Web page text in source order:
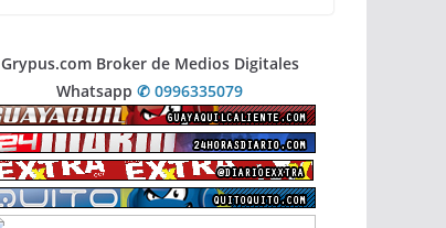
Grypus.com Broker de Medios Digitales
Whatsapp ✆ 0996335079